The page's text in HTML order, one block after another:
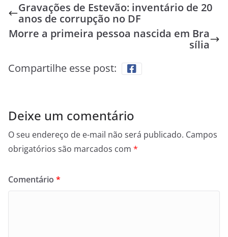
Gravações de Estevão: inventário de 20
anos de corrupção no DF
Morre a primeira pessoa nascida em Bra
sília
Compartilhe esse post:
Deixe um comentário
O seu endereço de e-mail não será publicado. Campos
obrigatórios são marcados com *
Comentário *